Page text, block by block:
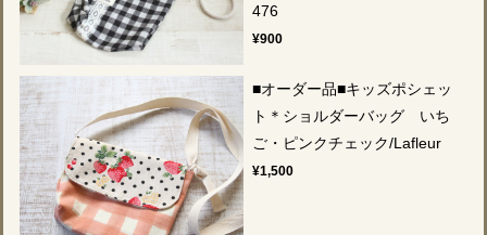
476
¥900
■オーダー品■キッズポシェッ
ト＊ショルダーバッグ いち
ご・ピンクチェック/Lafleur
¥1,500